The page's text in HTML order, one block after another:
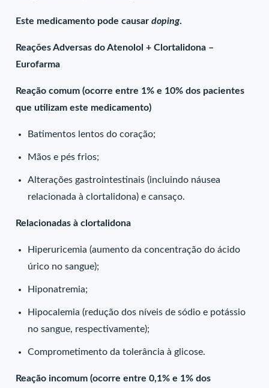
Este medicamento pode causardoping.
Reações Adversas do Atenolol + Clortalidona –
Eurofarma
Reação comum (ocorre entre 1% e 10% dos pacientes
que utilizam este medicamento)
Batimentos lentos do coração;
Mãos e pés frios;
Alterações gastrointestinais (incluindo náusea
relacionada à clortalidona) e cansaço.
Relacionadas à clortalidona
Hiperuricemia (aumento da concentração do ácido
úrico no sangue);
Hiponatremia;
Hipocalemia (redução dos níveis de sódio e potássio
no sangue, respectivamente);
Comprometimento da tolerância à glicose.
Reação incomum (ocorre entre 0,1% e 1% dos